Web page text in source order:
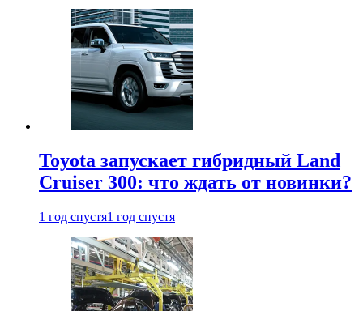
Toyota запускает гибридный Land
Cruiser 300: что ждать от новинки?
1 год спустя1 год спустя